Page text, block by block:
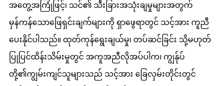
အတွေ့အကြုံဖြင့်၊ သင်၏ သီးခြားအသုံးချမှုများအတွက်
မှန်ကန်သောဖြေရှင်းချက်များကို ရှာဖွေရာတွင် သင့်အား ကူညီ
ပေးနိုင်ပါသည်။ ထုတ်ကုန်ရွေးချယ်မှု၊ တပ်ဆင်ခြင်း သို့မဟုတ်
ပြုပြင်ထိန်းသိမ်းမှုတွင် အကူအညီလိုအပ်ပါက၊ ကျွန်ုပ်
တို့၏ကျွမ်းကျင်သူများသည် သင့်အား ခြေလှမ်းတိုင်းတွင်